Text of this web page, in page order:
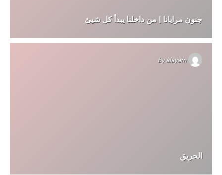
جنون مرايانا | من داخلنا يبدأ كل شيئ
Byalayam
الحريق